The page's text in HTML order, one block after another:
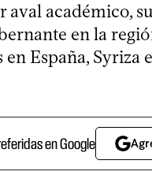
académico,
en la
España, Syriza
en Google